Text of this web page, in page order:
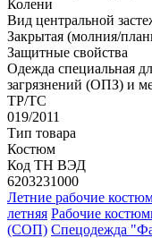
Колени
Вид центральной
Закрытая (молния/
Защитные свойства
Одежда специальная
загрязнений (ОПЗ) и
ТР/ТС
019/2011
Тип товара
Костюм
Код ТН ВЭД
6203231000
Летние рабочие
летняя Рабочие
(СОП) Спецодежда